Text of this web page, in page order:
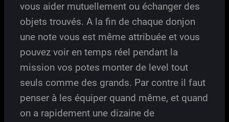
vous aider mutuellement ou échanger des
objets trouvés. A la fin de chaque donjon
une note vous est même attribuée et vous
pouvez voir en temps réel pendant la
mission vos potes monter de level tout
seuls comme des grands. Par contre il faut
penser à les équiper quand même, et quand
on a rapidement une dizaine de